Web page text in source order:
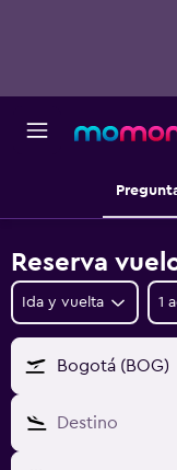
Reserva
Ida y vuelta 1
Bogotá (BOG)
Destino